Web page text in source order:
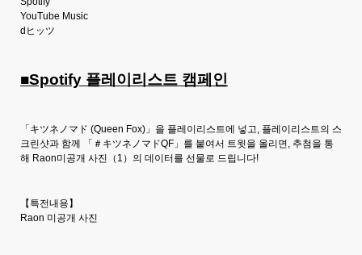
YouTube Music
dヒッツ
■Spotify 플레이리스트 캠페인
「キツネノマド (Queen Fox)」을 플레이리스트에 넣고, 플레이리스트의 스
크린샷과 함께 「＃キツネノマドQF」를 붙여서 트윗을 올리면, 추첨을 통
해 Raon미공개 사진（1）의 데이터를 선물로 드립니다!
【특전내용】
Raon 미공개 사진